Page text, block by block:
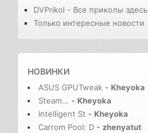
DVPrikol - Все приколы здесь
Только интересные новости
НОВИНКИ
ASUS GPUTweak - Kheyoka
Steam... - Kheyoka
Intelligent St - Kheyoka
Carrom Pool: D - zhenyatut